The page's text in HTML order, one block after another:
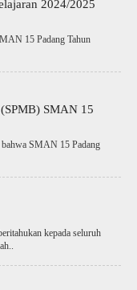
2024/2025
15 Padang Tahun
SMAN 15
SMAN 15 Padang
kepada seluruh